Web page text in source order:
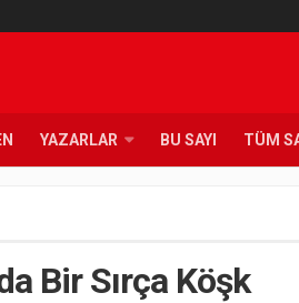
YAZARLAR BU SAYI TÜM
Bir Sırça Köşk